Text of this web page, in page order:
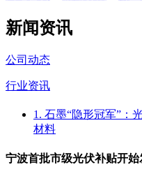
新闻资讯
公司动态
行业资讯
1. 石墨“隐形冠军”：
材料
宁波首批市级光伏补贴开始